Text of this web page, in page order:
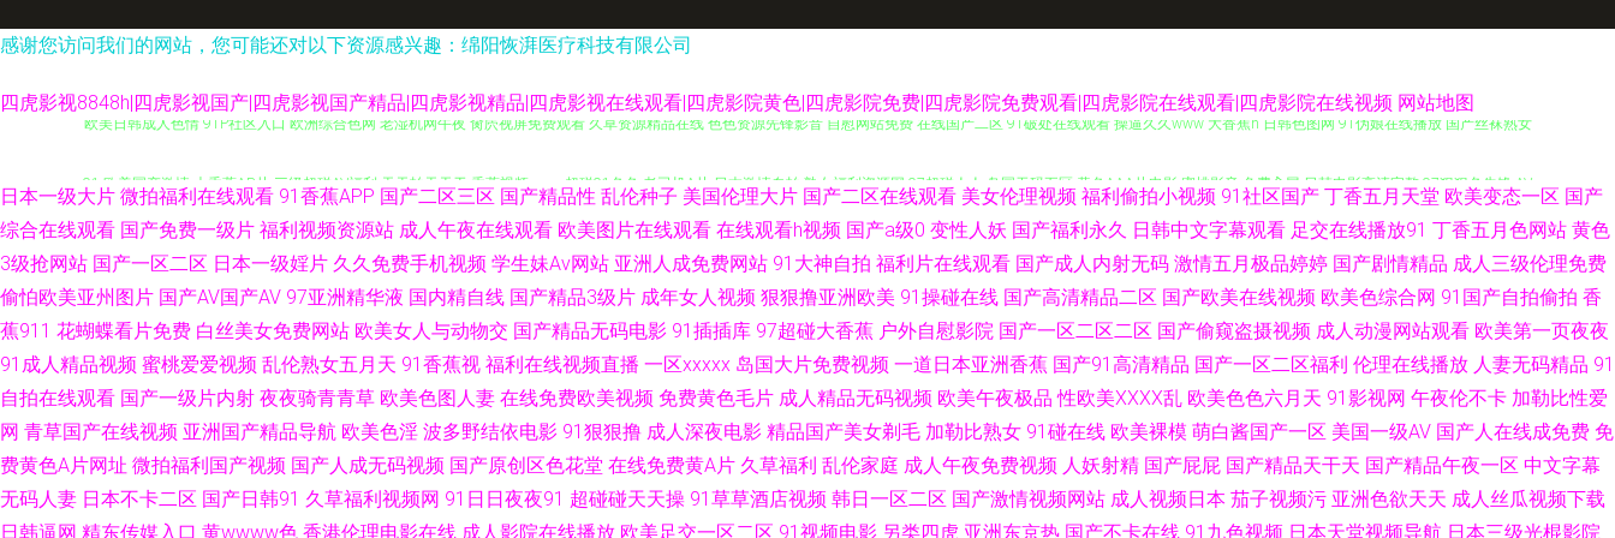
感谢您访问我们的网站，您可能还对以下资源感兴趣：绵阳恢湃医疗科技有限公司
四虎影视8848h|四虎影视国产|四虎影视国产精品|四虎影视精品|四虎影视在线观看|四虎影院黄色|四虎影院免费|四虎影院免费观看|四虎影院在线观看|四虎影院在线视频 网站地图
欧美日韩成人色情 91P社区入口 欧洲综合色网 老湿机网午夜 肏屄视屏免费观看 久草资源精品在线 色色资源先锋影音 自慰网站免费 在线国产二区 91破处在线观看 操逼久久www 大香蕉h 日韩色图网 91伪娘在线播放 国产丝袜熟女
福利网站 韩日在线小电影 免费入口91 日韩操逼视频 天天肏屄天天艹 91视频在拍在线 大香蕉易淫网 久久偷拍网站 久久天天伊人 日韩三级毛片免 91青娱乐吧 97色团精华液 国产欧美精品日韩 亚洲老湿机久久 www超碰97 国产瑟
瑟在线 国产午夜在线观看 玖玖av资源 日韩免费乱轮网站 91海角视频 AV片在线观看 国产1区2区3区 黑料福利导航 国产第页 日韩城人电影 国产91在线九色 麻豆一区视频资源 天堂av资源站 成人深夜 老湿影院免费x片 日韩在线第47
页 俺去爷新网 韩国中文av无码 久久神马 欧美性爱午夜影院 午夜老司机视频 狠狠插资源网 亚洲网址黄色 不卡久久 东京热最新网址 成人高清无码 a精品小视频 91国产资源 www青艹 福利社性交A片 韩日色情 国产在线视频 欧美干b
网 青娱乐成人在线 久热大香蕉 三级东京热 伊人婷婷大香蕉 97色亚洲 国区一区二区视频 日韩精品www 91社在线电影 国产白丝自慰91 日本无码三极 91成人蜜桃在线 97福利射 肏屄网站 福利在线92 国产自啪视频 久久国内精品 久
草性爱短视频 天堂AV毛 麻豆专区 午夜三级大片 91熟女中文字幕 国产区在线 激情在线QVD 色色日本精品 中文字幕狠狠干 91香蕉碰 操人妻11234 国产资源自拍 欧美丁香园婷婷 丝袜脚交网站91 97干97色 丁香7月大香蕉 久久国产
精品电影 欧美中出 日韩三级欧美三级 亚洲视频二区熟妇 97操碰视频 av理论片在线 国产精品第八区 极品色av影院 欧美A片高清视频 午夜成人久草视频 91探花偷拍视频 国产久久视频 欧洲精品久久 婷婷五月天色色 91情侣操逼 国
日本一级大片 微拍福利在线观看 91香蕉APP 国产二区三区 国产精品性 乱伦种子 美国伦理大片 国产二区在线观看 美女伦理视频 福利偷拍小视频 91社区国产 丁香五月天堂 欧美变态一区 国产
综合在线观看 国产免费一级片 福利视频资源站 成人午夜在线观看 欧美图片在线观看 在线观看h视频 国产a级0 变性人妖 国产福利永久 日韩中文字幕观看 足交在线播放91 丁香五月色网站 黄色
3级抢网站 国产一区二区 日本一级婬片 久久免费手机视频 学生妹Av网站 亚洲人成免费网站 91大神自拍 福利片在线观看 国产成人内射无码 激情五月极品婷婷 国产剧情精品 成人三级伦理免费
偷怕欧美亚州图片 国产AV国产AV 97亚洲精华液 国内精自线 国产精品3级片 成年女人视频 狠狠撸亚洲欧美 91操碰在线 国产高清精品二区 国产欧美在线视频 欧美色综合网 91国产自拍偷拍 香
蕉911 花蝴蝶看片免费 白丝美女免费网站 欧美女人与动物交 国产精品无码电影 91插插库 97超碰大香蕉 户外自慰影院 国产一区二区二区 国产偷窥盗摄视频 成人动漫网站观看 欧美第一页夜夜
91成人精品视频 蜜桃爱爱视频 乱伦熟女五月天 91香蕉视 福利在线视频直播 一区xxxxx 岛国大片免费视频 一道日本亚洲香蕉 国产91高清精品 国产一区二区福利 伦理在线播放 人妻无码精品 91
自拍在线观看 国产一级片内射 夜夜骑青青草 欧美色图人妻 在线免费欧美视频 免费黄色毛片 成人精品无码视频 欧美午夜极品 性欧美ⅩⅩⅩⅩ乱 欧美色色六月天 91影视网 午夜伦不卡 加勒比性爱
网 青草国产在线视频 亚洲国产精品导航 欧美色淫 波多野结依电影 91狠狠撸 成人深夜电影 精品国产美女剃毛 加勒比熟女 91碰在线 欧美裸模 萌白酱国产一区 美国一级AV 国产人在线成免费 免
费黄色A片网址 微拍福利国产视频 国产人成无码视频 国产原创区色花堂 在线免费黄A片 久草福利 乱伦家庭 成人午夜免费视频 人妖射精 国产屁屁 国产精品天干天 国产精品午夜一区 中文字幕
无码人妻 日本不卡二区 国产日韩91 久草福利视频网 91日日夜夜91 超碰碰天天操 91草草酒店视频 韩日一区二区 国产激情视频网站 成人视频日本 茄子视频污 亚洲色欲天天 成人丝瓜视频下载
日韩逼网 精东传媒入口 黄wwww色 香港伦理电影在线 成人影院在线播放 欧美足交一区二区 91视频电影 另类四虎 亚洲东京热 国产不卡在线 91九色视频 日本天堂视频导航 日本三级光棍影院